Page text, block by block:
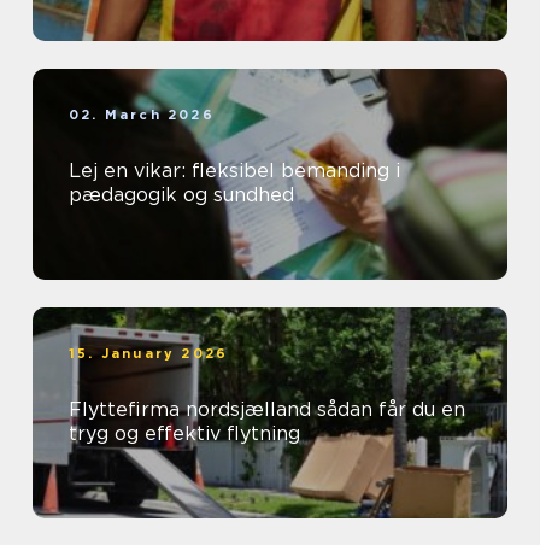
02. March 2026
Lej en vikar: fleksibel bemanding i
pædagogik og sundhed
15. January 2026
Flyttefirma nordsjælland sådan får du en
tryg og effektiv flytning